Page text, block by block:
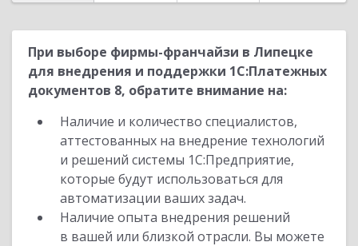
При выборе фирмы-франчайзи в Липецке
для внедрения и поддержки 1С:Платежных
документов 8, обратите внимание на:
Наличие и количество специалистов,
аттестованных на внедрение технологий
и решений системы 1С:Предприятие,
которые будут использоваться для
автоматизации ваших задач.
Наличие опыта внедрения решений
в вашей или близкой отрасли. Вы можете